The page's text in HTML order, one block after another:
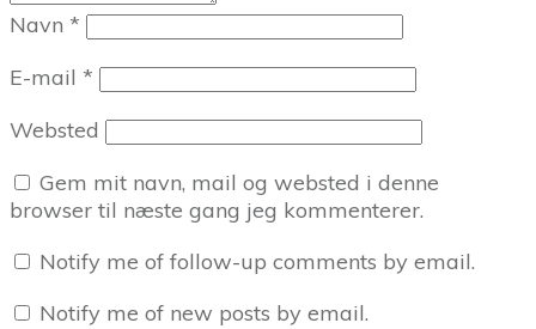
Navn *
E-mail *
Websted
Gem mit navn, mail og websted i denne
browser til næste gang jeg kommenterer.
Notify me of follow-up comments by email.
Notify me of new posts by email.